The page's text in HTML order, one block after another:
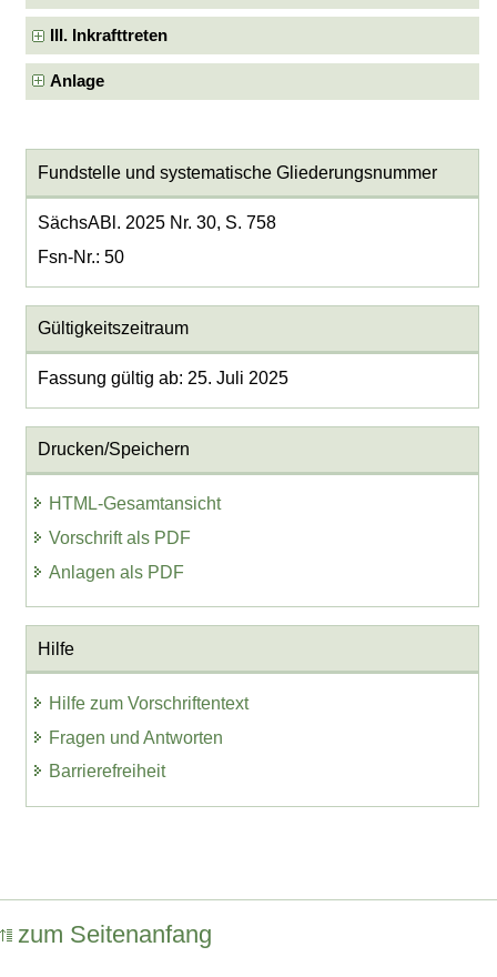
III. Inkrafttreten
Anlage
Fundstelle und systematische Gliederungsnummer
SächsABl. 2025 Nr. 30, S. 758
Fsn-Nr.: 50
Gültigkeitszeitraum
Fassung gültig ab: 25. Juli 2025
Drucken/Speichern
HTML-Gesamtansicht
Vorschrift als PDF
Anlagen als PDF
Hilfe
Hilfe zum Vorschriftentext
Fragen und Antworten
Barrierefreiheit
zum Seitenanfang